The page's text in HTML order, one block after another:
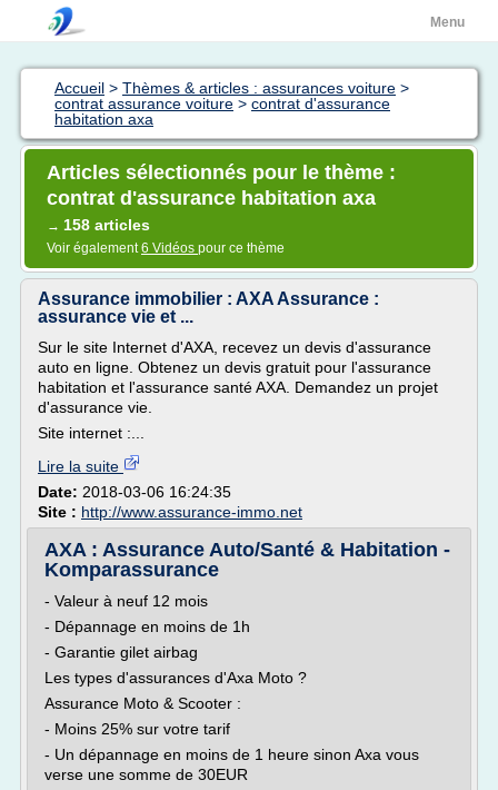
Menu
Accueil > Thèmes & articles : assurances voiture >
contrat assurance voiture > contrat d'assurance
habitation axa
Articles sélectionnés pour le thème :
contrat d'assurance habitation axa
→ 158 articles
Voir également6 Vidéos pour ce thème
Assurance immobilier : AXA Assurance :
assurance vie et ...
Sur le site Internet d'AXA, recevez un devis d'assurance
auto en ligne. Obtenez un devis gratuit pour l'assurance
habitation et l'assurance santé AXA. Demandez un projet
d'assurance vie.
Site internet :...
Lire la suite
Date: 2018-03-06 16:24:35
Site : http://www.assurance-immo.net
AXA : Assurance Auto/Santé & Habitation -
Komparassurance
- Valeur à neuf 12 mois
- Dépannage en moins de 1h
- Garantie gilet airbag
Les types d'assurances d'Axa Moto ?
Assurance Moto & Scooter :
- Moins 25% sur votre tarif
- Un dépannage en moins de 1 heure sinon Axa vous
verse une somme de 30EUR